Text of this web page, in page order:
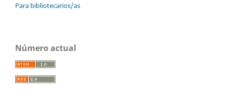
Para bibliotecarios/as
Número actual